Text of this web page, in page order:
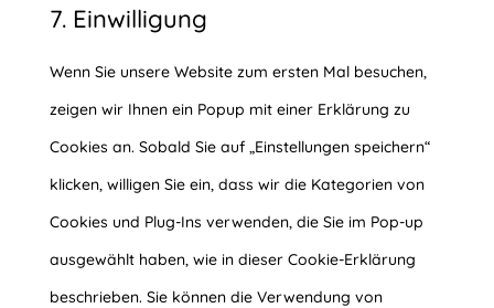
facebook
7. Einwilligung
Wenn Sie unsere Website zum ersten Mal besuchen,
zeigen wir Ihnen ein Popup mit einer Erklärung zu
Cookies an. Sobald Sie auf „Einstellungen speichern“
klicken, willigen Sie ein, dass wir die Kategorien von
Cookies und Plug-Ins verwenden, die Sie im Pop-up
ausgewählt haben, wie in dieser Cookie-Erklärung
beschrieben. Sie können die Verwendung von